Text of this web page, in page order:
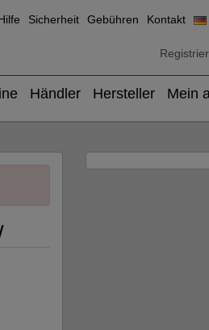
Sicherheit Gebühren Kontakt
Händler Hersteller Mein